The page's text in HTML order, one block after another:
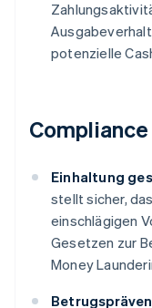
potenzielle
Einhaltung
stellt sicher,
einschlägigen
Gesetzen zur
Money